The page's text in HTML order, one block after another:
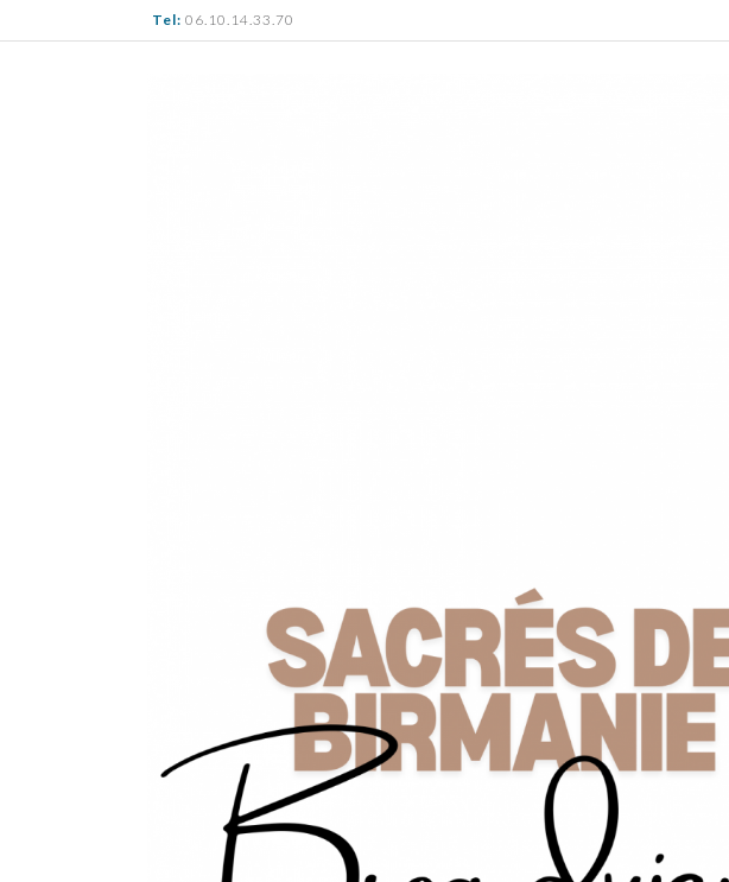
Tel: 06.10.14.33.70